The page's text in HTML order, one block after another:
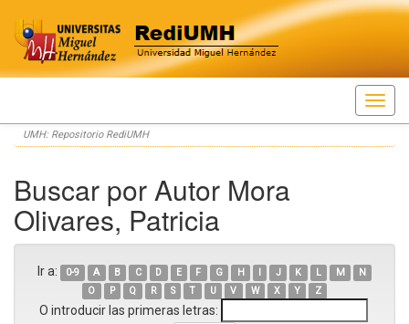
Skip
navigation
UMH: Repositorio RediUMH
Buscar por Autor Mora
Olivares, Patricia
Ir a: 0-9 A B C D E F G H I J K L M
N
O
P Q R S T U V W X Y Z
O introducir las primeras letras: